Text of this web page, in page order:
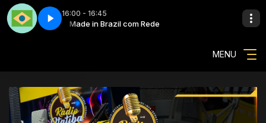
16:00 - 16:45
Made in Brazil com Rede
Made in Brazil - Parte 2
Schmidt Artistas da Região com Rafael Schmidt
MENU